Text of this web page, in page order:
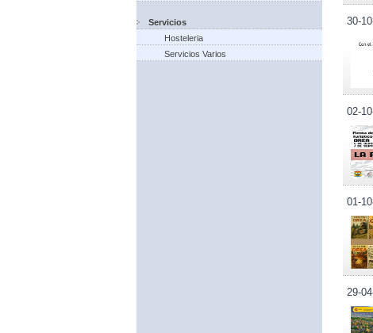
Servicios
Hosteleria
Servicios Varios
30-
02-
01-
29-